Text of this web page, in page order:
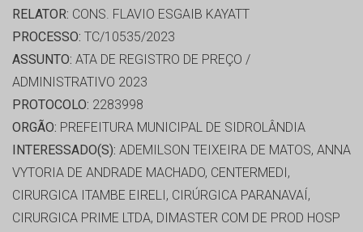
RELATOR: CONS. FLAVIO ESGAIB KAYATT
PROCESSO: TC/10535/2023
ASSUNTO: ATA DE REGISTRO DE PREÇO /
ADMINISTRATIVO 2023
PROTOCOLO: 2283998
ORGÃO: PREFEITURA MUNICIPAL DE SIDROLÂNDIA
INTERESSADO(S): ADEMILSON TEIXEIRA DE MATOS, ANNA
VYTORIA DE ANDRADE MACHADO, CENTERMEDI,
CIRURGICA ITAMBE EIRELI, CIRÚRGICA PARANAVAÍ,
CIRURGICA PRIME LTDA, DIMASTER COM DE PROD HOSP